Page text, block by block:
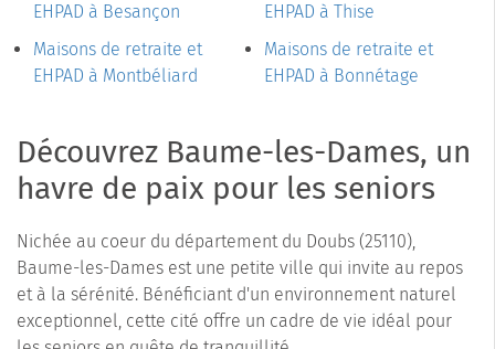
EHPAD à Besançon
Maisons de retraite et
EHPAD à Montbéliard
EHPAD à Thise
Maisons de retraite et
EHPAD à Bonnétage
Découvrez Baume-les-Dames, un
havre de paix pour les seniors
Nichée au coeur du département du Doubs (25110),
Baume-les-Dames est une petite ville qui invite au repos
et à la sérénité. Bénéficiant d'un environnement naturel
exceptionnel, cette cité offre un cadre de vie idéal pour